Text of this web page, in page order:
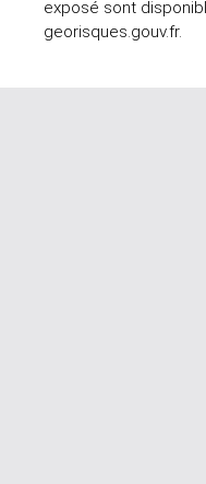
exposé sont
georisques.gouv.fr.